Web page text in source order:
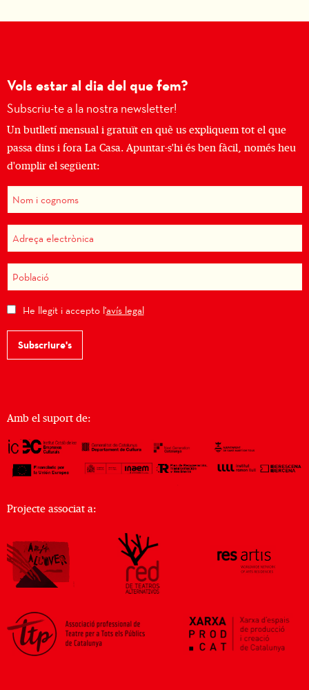
Vols estar al dia del que fem?
Subscriu-te a la nostra newsletter!
Un butlletí mensual i gratuït en què us expliquem tot el que
passa dins i fora La Casa. Apuntar-s'hi és ben fàcil, només heu
d'omplir el següent:
He llegit i accepto l'avís legal
Subscriure's
Amb el suport de:
Projecte associat a: